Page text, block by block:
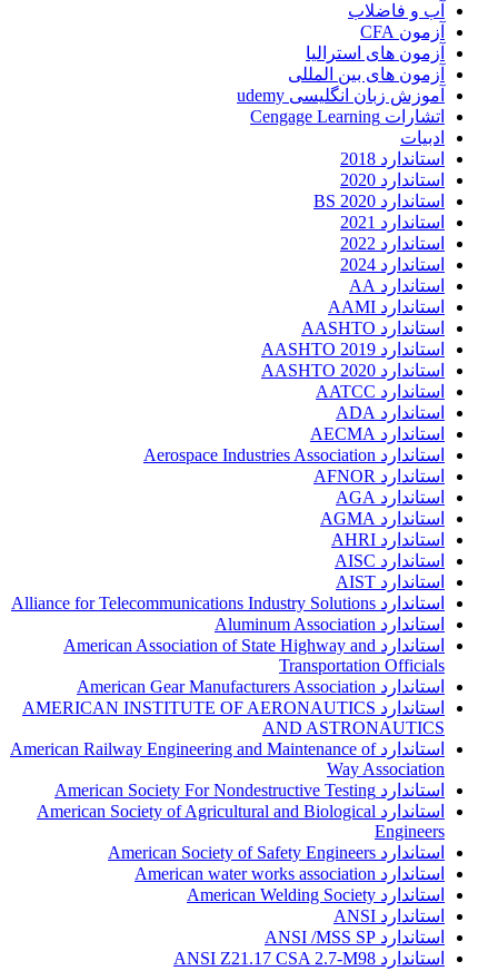
آب و فاضلاب
آزمون CFA
آزمون های استرالیا
آزمون های بین المللی
آموزش زبان انگلیسی udemy
اتشارات Cengage Learning
ادبیات
استاندارد 2018
استاندارد 2020
استاندارد 2020 BS
استاندارد 2021
استاندارد 2022
استاندارد 2024
استاندارد AA
استاندارد AAMI
استاندارد AASHTO
استاندارد AASHTO 2019
استاندارد AASHTO 2020
استاندارد AATCC
استاندارد ADA
استاندارد AECMA
استاندارد Aerospace Industries Association
استاندارد AFNOR
استاندارد AGA
استاندارد AGMA
استاندارد AHRI
استاندارد AISC
استاندارد AIST
استاندارد Alliance for Telecommunications Industry Solutions
استاندارد Aluminum Association
استاندارد American Association of State Highway and
Transportation Officials
استاندارد American Gear Manufacturers Association
استاندارد AMERICAN INSTITUTE OF AERONAUTICS
AND ASTRONAUTICS
استاندارد American Railway Engineering and Maintenance of
Way Association
استاندارد American Society For Nondestructive Testing
استاندارد American Society of Agricultural and Biological
Engineers
استاندارد American Society of Safety Engineers
استاندارد American water works association
استاندارد American Welding Society
استاندارد ANSI
استاندارد ANSI /MSS SP
استاندارد ANSI Z21.17 CSA 2.7-M98